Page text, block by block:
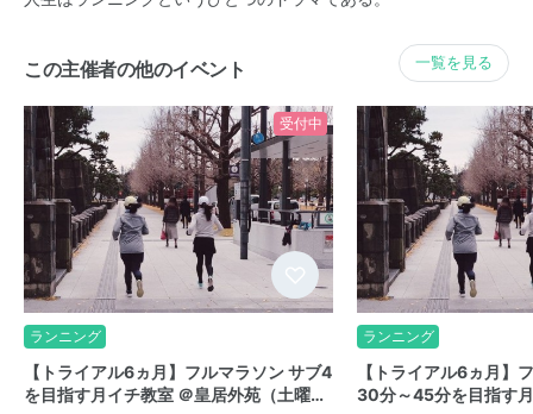
この主催者の他のイベント 一覧を見る
受付中
ランニング
【トライアル6ヵ月】フルマラソン サブ4
を目指す月イチ教室 ＠皇居外苑（土曜…
ランニング
【トライアル6ヵ月】
30分～45分を目指す